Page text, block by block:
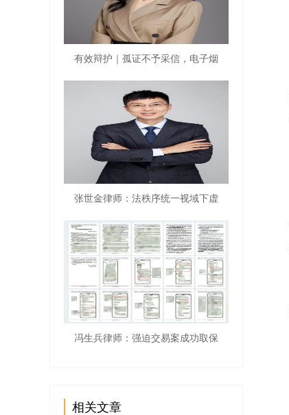
有效辩护｜孤证不予采信，电子烟
张世金律师：法秩序统一视域下虚
冯生兵律师：强迫交易案成功取保
相关文章